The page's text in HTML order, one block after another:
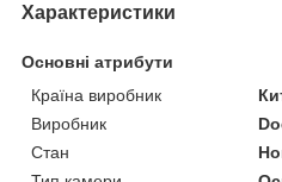
Характеристики
Основні атрибути
Країна виробник
Виробник
Стан